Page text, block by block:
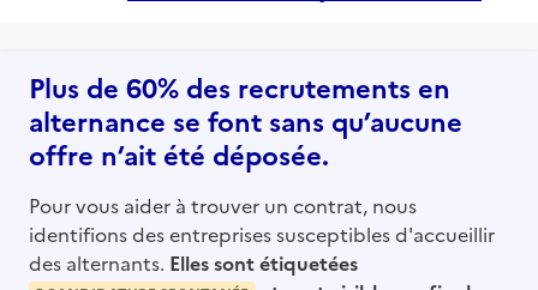
Plus de 60% des recrutements en
alternance se font sans qu’aucune
offre n’ait été déposée.
Pour vous aider à trouver un contrat, nous
identifions des entreprises susceptibles d'accueillir
des alternants. Elles sont étiquetées